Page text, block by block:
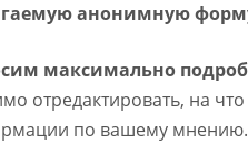
анонимную
максимально
отредактировать, на
по вашему мнению.